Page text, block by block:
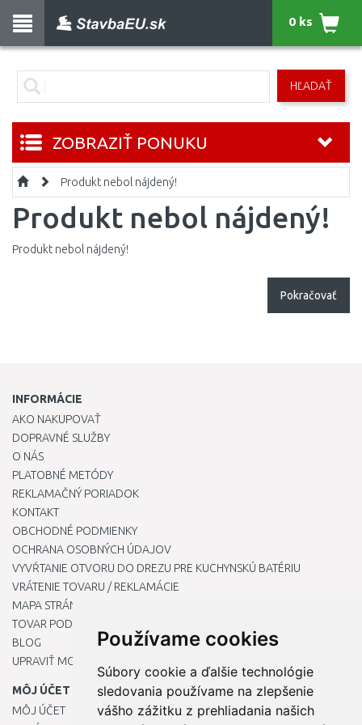
Používame cookies
Súbory cookie a ďalšie technológie
sledovania používame na zlepšenie
vášho zážitku z prehliadania našich
HĽADAŤ
0 ks
ZOBRAZIŤ PONUKU
Produkt nebol nájdený!
Produkt nebol nájdený!
Produkt nebol nájdený!
Pokračovať
INFORMÁCIE
AKO NAKUPOVAŤ
DOPRAVNÉ SLUŽBY
O NÁS
PLATOBNÉ METÓDY
REKLAMAČNÝ PORIADOK
KONTAKT
OBCHODNÉ PODMIENKY
OCHRANA OSOBNÝCH ÚDAJOV
VYVŔTANIE OTVORU DO DREZU PRE KUCHYNSKÚ BATÉRIU
VRÁTENIE TOVARU / REKLAMÁCIE
MAPA STRÁNOK
TOVAR PODĽA ZNAČIEK
BLOG
UPRAVIŤ MOJE PREDVOĽBY COOKIES
MÔJ ÚČET
MÔJ ÚČET